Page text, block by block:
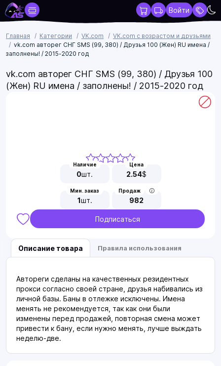
Войти
Главная Категории VK.com
VK.com с возрастом и друзьями
vk.com авторег СНГ SMS (99, 380) / Друзья 100 (Жен) RU имена /
заполнены! / 2015-2020 год
vk.com авторег СНГ SMS (99, 380) / Друзья 100
(Жен) RU имена / заполнены! / 2015-2020 год
Наличие
0шт.
Цена
2.54$
Мин. заказ
1шт.
Продаж
982
Подписаться
Описание товара Правила использования
Автореги сделаны на качественных резидентных
прокси согласно своей стране, друзья набивались из
личной базы. Баны в отлежке исключены. Имена
менять не рекомендуется, так как они были
изменены перед продажей, повторная смена может
привести к бану, если нужно менять, лучше выждать
неделю-две.